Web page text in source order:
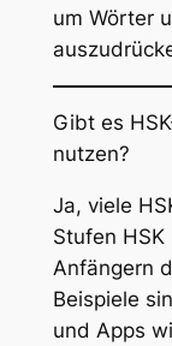
um Wörter
Gibt es
nutzen?
Ja, viele
Stufen
Anfängern
Beispiele
und Apps